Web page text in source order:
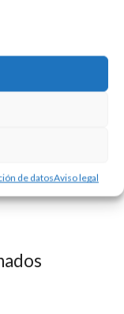
de datosAviso legal
con diámetro de
Niña con bisel
usted elija. Precio